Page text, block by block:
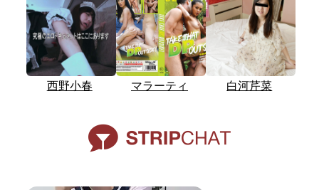
西野小春 マラーティ 白河芹菜